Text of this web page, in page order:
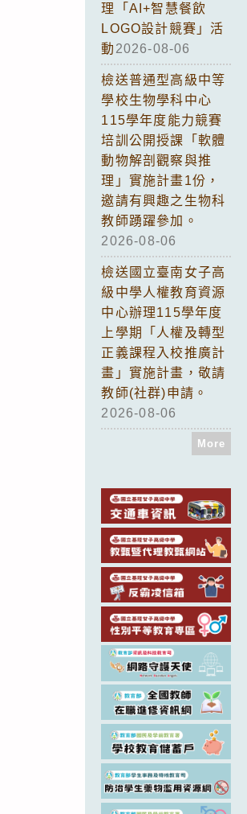
理「AI+智慧餐飲
LOGO設計競賽」活
動 2026-08-06
檢送普通型高級中等
學校生物學科中心
115學年度能力競賽
培訓公開授課「軟體
動物解剖觀察與推
理」實施計畫1份，
邀請有興趣之生物科
教師踴躍參加。
2026-08-06
檢送國立臺南女子高
級中學人權教育資源
中心辦理115學年度
上學期「人權及轉型
正義課程入校推廣計
畫」實施計畫，敬請
教師(社群)申請。
2026-08-06
More